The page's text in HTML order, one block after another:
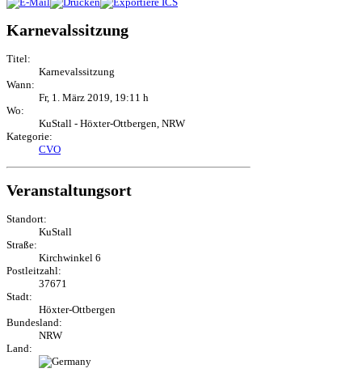
Karnevalssitzung
Titel:
Karnevalssitzung
Wann:
Fr, 1. März 2019, 19:11 h
Wo:
KuStall - Höxter-Ottbergen, NRW
Kategorie:
CVO
Veranstaltungsort
Standort:
KuStall
Straße:
Kirchwinkel 6
Postleitzahl:
37671
Stadt:
Höxter-Ottbergen
Bundesland:
NRW
Land: